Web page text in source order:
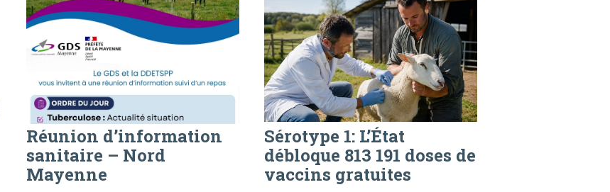
Réunion d’information
sanitaire – Nord
Mayenne
Sérotype 1: L’État
débloque 813 191 doses de
vaccins gratuites